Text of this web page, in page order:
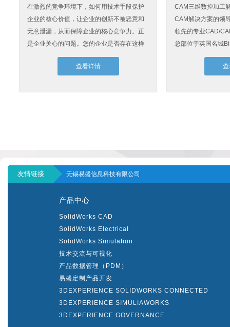
在激烈的竞争环境下，如何用技术手段保护
企业的核心价值，让企业的创新不被恶意和
无意泄漏，从而保障企业的核心竞争力。正
是企业关心的问题。您的企业是否存在这样
的情况：一方面企业对产品的创...
查看详情
CAM三维数控加工
CAM解决方案的领
领先的专业CAD/
总部位于英国名城
友情链接 无锡易盛信息科技有限公司
产品中心
SolidWorks CAD
SolidWorks Electrical
SolidWorks Simulation
技术交流与可视化
产品数据管理（PDM）
易盛定制产品开发
3DEXPERIENCE SOLIDWORKS CONNECTED
3DEXPERIENCE SIMULIAWORKS
3DEXPERIENCE GOVERNANCE